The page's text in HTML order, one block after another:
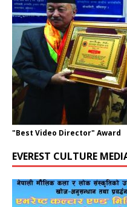
"Best Video Director" Award
EVEREST CULTURE